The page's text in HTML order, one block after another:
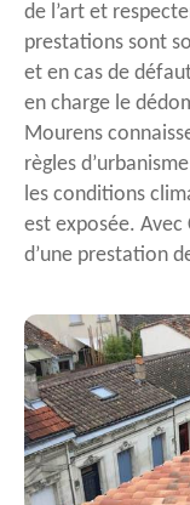
de l’art et
prestations sont
et en cas de
en charge le
Mourens
règles
les conditions
est exposée.
d’une prestation